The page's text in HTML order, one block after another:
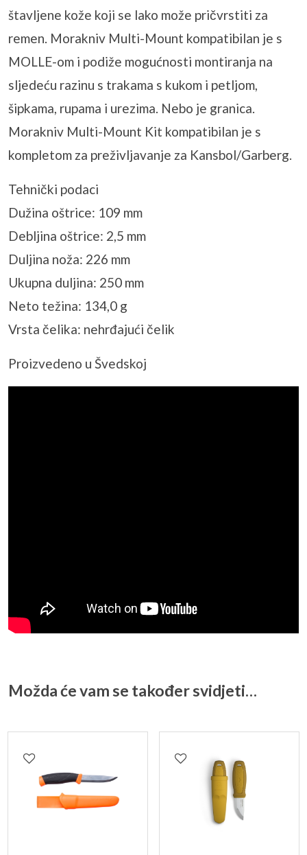
štavljene kože koji se lako može pričvrstiti za
remen. Morakniv Multi-Mount kompatibilan je s
MOLLE-om i podiže mogućnosti montiranja na
sljedeću razinu s trakama s kukom i petljom,
šipkama, rupama i urezima. Nebo je granica.
Morakniv Multi-Mount Kit kompatibilan je s
kompletom za preživljavanje za Kansbol/Garberg.
Tehnički podaci
Dužina oštrice: 109 mm
Debljina oštrice: 2,5 mm
Duljina noža: 226 mm
Ukupna duljina: 250 mm
Neto težina: 134,0 g
Vrsta čelika: nehrđajući čelik
Proizvedeno u Švedskoj
Možda će vam se također svidjeti…